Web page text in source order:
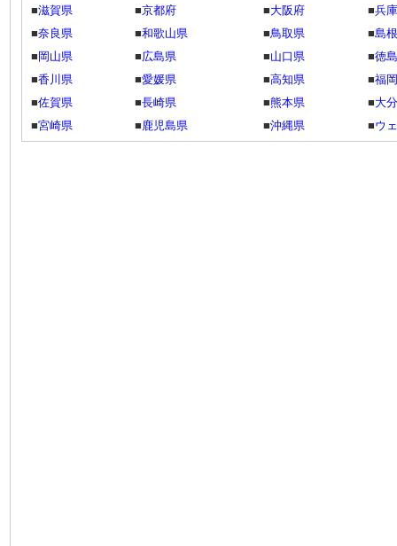
■滋賀県 ■京都府 ■大阪府 ■兵
■奈良県 ■和歌山県 ■鳥取県 ■島
■ 岡山県 ■広島県 ■山口県 ■徳
■香川県 ■愛媛県 ■高知県 ■福
■佐賀県 ■長崎県 ■熊本県 ■大
■宮崎県 ■鹿児島県 ■沖縄県 ■ウ